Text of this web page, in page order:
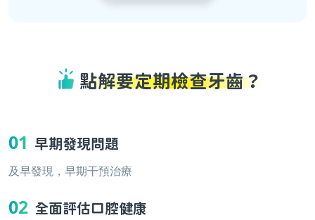
點解要定期檢查牙齒？
01 早期發現問題
及早發現，早期干預治療
02 全面評估口腔健康